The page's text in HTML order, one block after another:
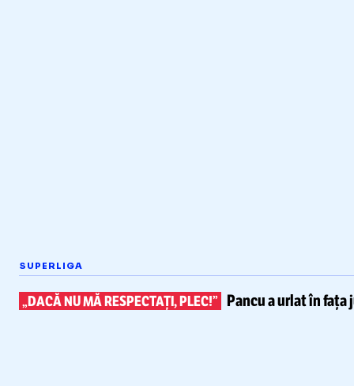
SUPERLIGA
„DACĂ NU MĂ RESPECTAȚI, PLEC!” Pancu a urlat în